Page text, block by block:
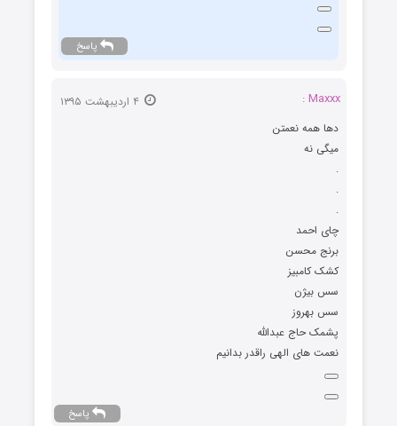
پاسخ
Maxxx :
ﺩﻫﺎ ﻫﻤﻪ ﻧﻌﻤﺘﻦ
ﻣﯿﮕﯽ ﻧﻪ
.
.
.
ﭼﺎﯼ ﺍﺣﻤﺪ
ﺑﺮﻧﺞ ﻣﺤﺴﻦ
ﮐﺸﮏ ﮐﺎﻣﺒﯿﺰ
ﺳﺲ ﺑﯿﮋﻥ
ﺳﺲ ﺑﻬﺮﻭﺯ
ﭘﺸﻤﮏ ﺣﺎﺝ ﻋﺒﺪﺍﻟﻠﻪ
ﻧﻌﻤﺖ ﻫﺎﯼ ﺍﻟﻬﯽ ﺭﺍﻗﺪﺭ ﺑﺪﺍﻧﯿﻢ
پاسخ